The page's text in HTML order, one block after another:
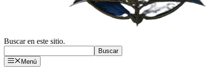
Buscar en este sitio.
Buscar
Menú